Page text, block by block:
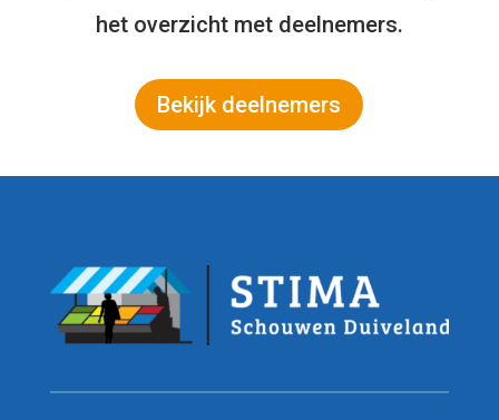
het overzicht met deelnemers.
Bekijk deelnemers